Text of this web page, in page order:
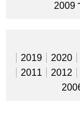
2020
2019
2012
2011